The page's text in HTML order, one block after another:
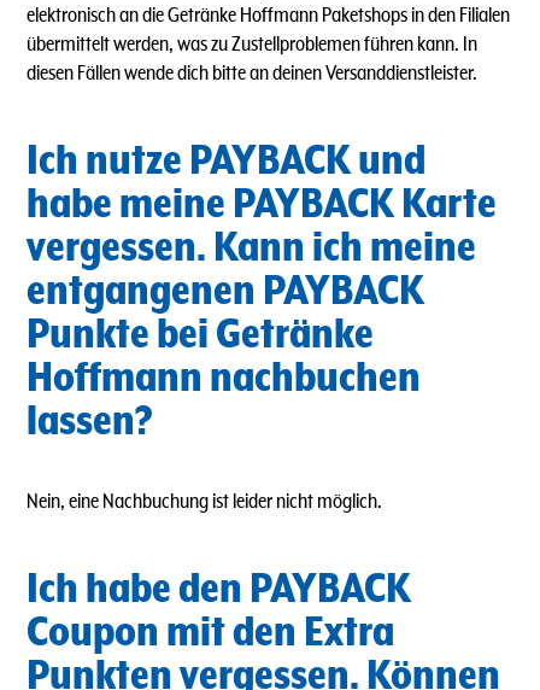
elektronisch an die Getränke Hoffmann Paketshops in den Filialen
übermittelt werden, was zu Zustellproblemen führen kann. In
diesen Fällen wende dich bitte an deinen Versanddienstleister.
Ich nutze PAYBACK und
habe meine PAYBACK Karte
vergessen. Kann ich meine
entgangenen PAYBACK
Punkte bei Getränke
Hoffmann nachbuchen
lassen?
Nein, eine Nachbuchung ist leider nicht möglich.
Ich habe den PAYBACK
Coupon mit den Extra
Punkten vergessen. Können